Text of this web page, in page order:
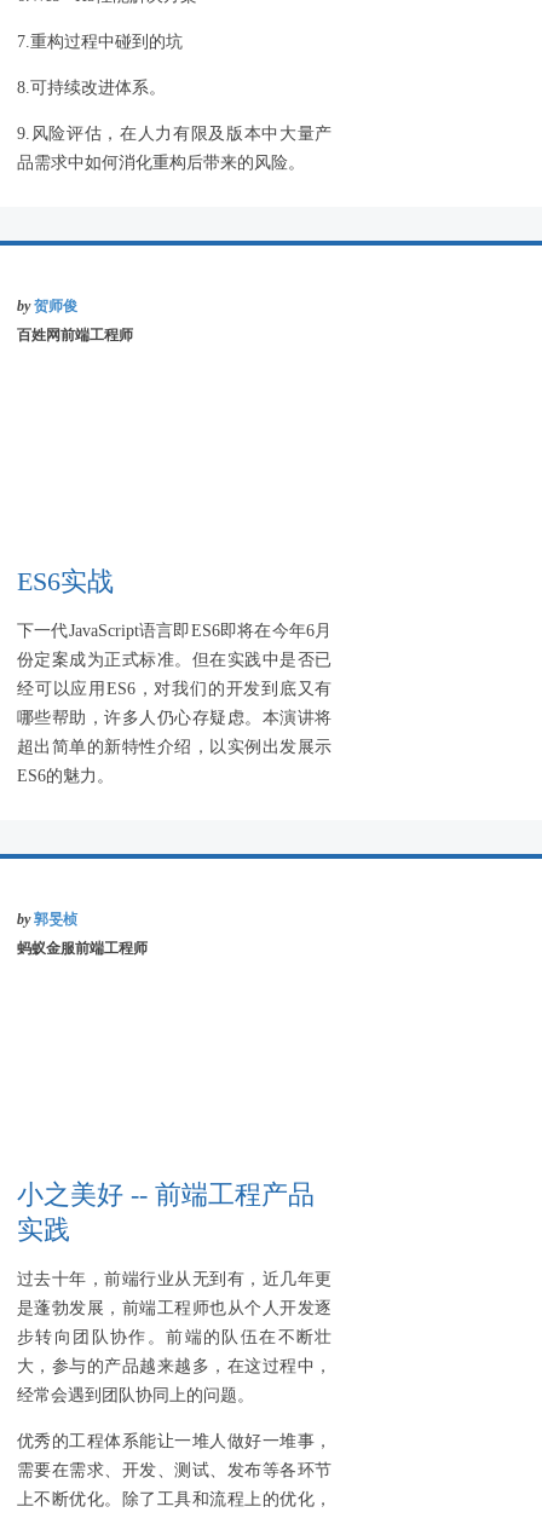
7.重构过程中碰到的坑
8.可持续改进体系。
9.风险评估，在人力有限及版本中大量产
品需求中如何消化重构后带来的风险。
by 贺师俊
百姓网前端工程师
ES6实战
下一代JavaScript语言即ES6即将在今年6月
份定案成为正式标准。但在实践中是否已
经可以应用ES6，对我们的开发到底又有
哪些帮助，许多人仍心存疑虑。本演讲将
超出简单的新特性介绍，以实例出发展示
ES6的魅力。
by 郭旻桢
蚂蚁金服前端工程师
小之美好 -- 前端工程产品
实践
过去十年，前端行业从无到有，近几年更
是蓬勃发展，前端工程师也从个人开发逐
步转向团队协作。前端的队伍在不断壮
大，参与的产品越来越多，在这过程中，
经常会遇到团队协同上的问题。
优秀的工程体系能让一堆人做好一堆事，
需要在需求、开发、测试、发布等各环节
上不断优化。除了工具和流程上的优化，